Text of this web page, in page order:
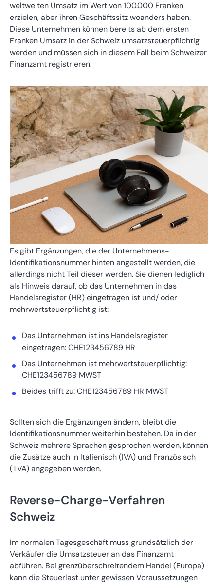
weltweiten Umsatz im Wert von 100.000 Franken
erzielen, aber ihren Geschäftssitz woanders haben.
Diese Unternehmen können bereits ab dem ersten
Franken Umsatz in der Schweiz umsatzsteuerpflichtig
werden und müssen sich in diesem Fall beim Schweizer
Finanzamt registrieren.
Es gibt Ergänzungen, die der Unternehmens-
Identifikationsnummer hinten angestellt werden, die
allerdings nicht Teil dieser werden. Sie dienen lediglich
als Hinweis darauf, ob das Unternehmen in das
Handelsregister (HR) eingetragen ist und/ oder
mehrwertsteuerpflichtig ist:
Das Unternehmen ist ins Handelsregister
eingetragen: CHE123456789 HR
Das Unternehmen ist mehrwertsteuerpflichtig:
CHE123456789 MWST
Beides trifft zu: CHE123456789 HR MWST
Sollten sich die Ergänzungen ändern, bleibt die
Identifikationsnummer weiterhin bestehen. Da in der
Schweiz mehrere Sprachen gesprochen werden, können
die Zusätze auch in Italienisch (IVA) und Französisch
(TVA) angegeben werden.
Reverse-Charge-Verfahren
Schweiz
Im normalen Tagesgeschäft muss grundsätzlich der
Verkäufer die Umsatzsteuer an das Finanzamt
abführen. Bei grenzüberschreitendem Handel (Europa)
kann die Steuerlast unter gewissen Voraussetzungen